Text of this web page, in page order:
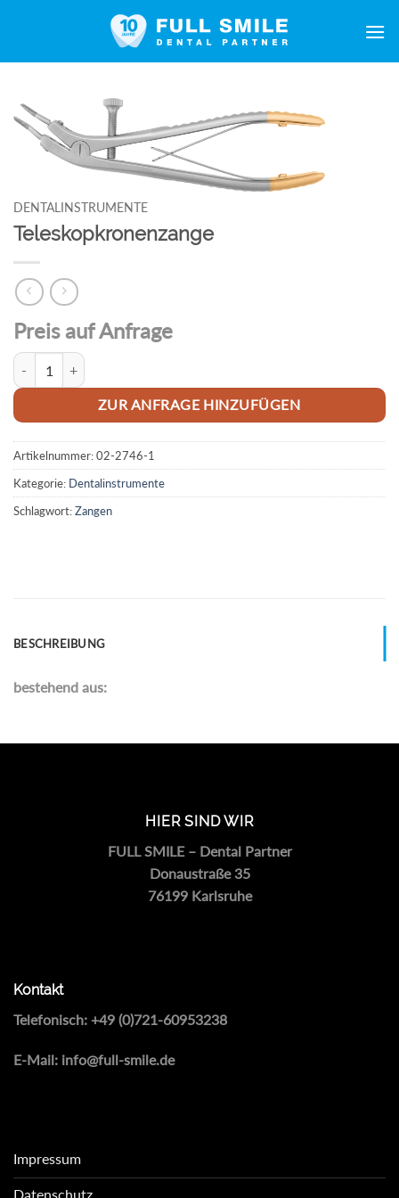
DENTALINSTRUMENTE
Teleskopkronenzange
Preis auf Anfrage
Teleskopkronenzange Menge
ZUR ANFRAGE HINZUFÜGEN
Artikelnummer:02-2746-1
Kategorie: Dentalinstrumente
Schlagwort:Zangen
BESCHREIBUNG
bestehend aus:
HIER SIND WIR
FULL SMILE – Dental Partner
Donaustraße 35
76199 Karlsruhe
Kontakt
Telefonisch: +49 (0)721-60953238
E-Mail: info@full-smile.de
Impressum
Datenschutz